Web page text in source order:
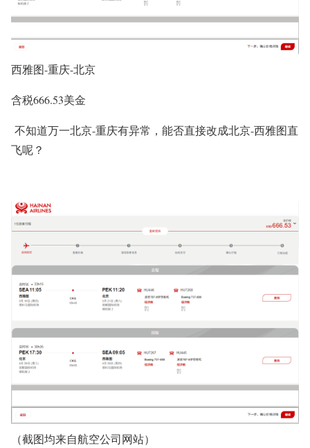
西雅图-重庆-北京
含税666.53美金
不知道万一北京-重庆有异常，能否直接改成北京-西雅图直
飞呢？
（截图均来自航空公司网站）